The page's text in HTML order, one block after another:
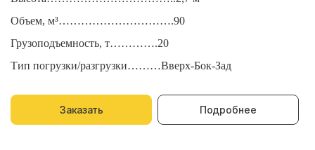
Объем, м³………………………….90
Грузоподъемность, т………….20
Тип погрузки/разгрузки………Вверх-Бок-Зад
Заказать Подробнее